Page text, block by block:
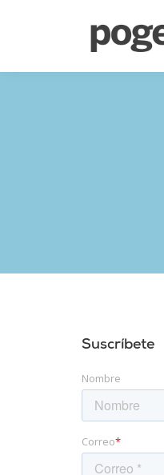
Suscríbete
Nombre
Correo*